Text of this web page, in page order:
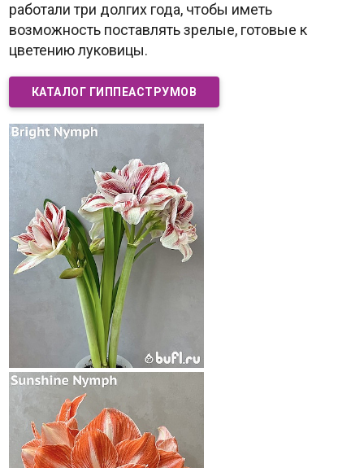
работали три долгих года, чтобы иметь
возможность поставлять зрелые, готовые к
цветению луковицы.
КАТАЛОГ ГИППЕАСТРУМОВ